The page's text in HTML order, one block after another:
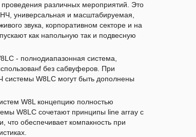
различных мероприятий. Это
универсальная и масштабируемая,
звука, корпоративном секторе и на
как напольную так и подвесную
- полнодиапазонная система,
без сабвуферов. При
системы W8LC могут быть дополнены
W8L концепцию полностью
W8LC сочетают принципы line array с
что обеспечивает компакность при